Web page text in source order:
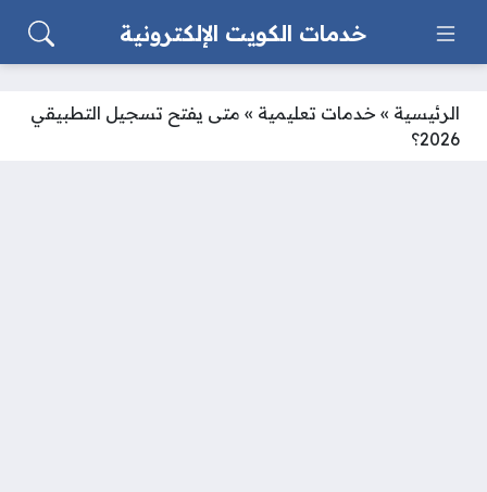
خدمات الكويت الإلكترونية
الرئيسية » خدمات تعليمية » متى يفتح تسجيل التطبيقي
2026؟